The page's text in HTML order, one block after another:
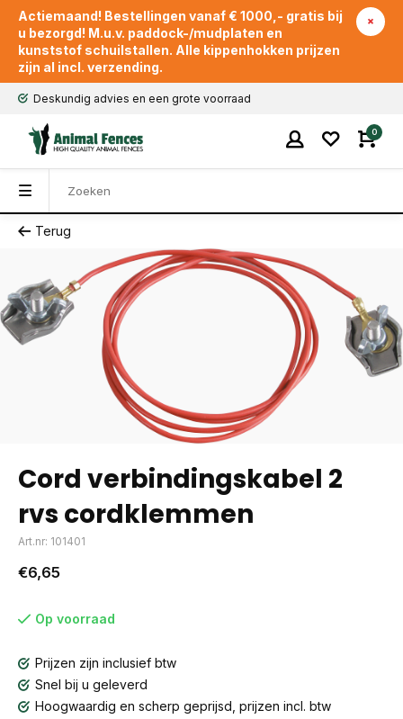
Actiemaand! Bestellingen vanaf € 1000,- gratis bij
u bezorgd! M.u.v. paddock-/mudplaten en
kunststof schuilstallen. Alle kippenhokken prijzen
zijn al incl. verzending.
Deskundig advies en een grote voorraad
0
Terug
Cord verbindingskabel 2
rvs cordklemmen
Art.nr: 101401
€6,65
Op voorraad
Prijzen zijn inclusief btw
Snel bij u geleverd
Hoogwaardig en scherp geprijsd, prijzen incl. btw